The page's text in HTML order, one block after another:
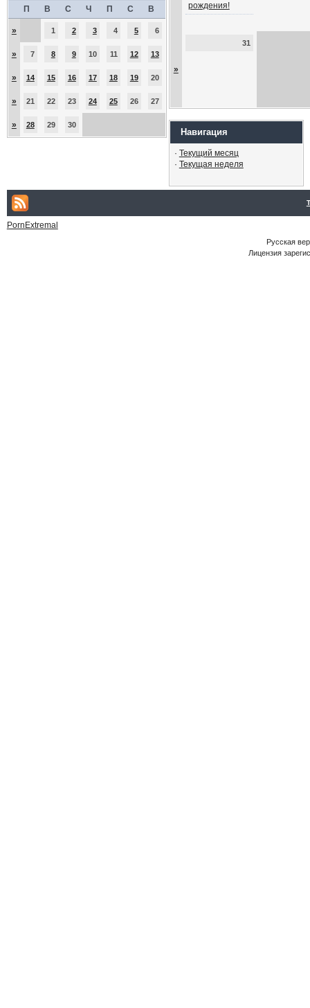
П В С Ч П С В
» 1 2 3 4 5 6
» 7 8 9 10 11 12 13
» 14 15 16 17 18 19 20
» 21 22 23 24 25 26 27
» 28 29 30
рождения!
»
31
Навигация
· Текущий месяц
· Текущая неделя
PornExtremal
Русская
Лицензия